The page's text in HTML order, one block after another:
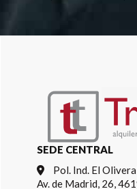
SEDE CENTRAL
Pol. Ind. El
Av. de Madrid, 26,